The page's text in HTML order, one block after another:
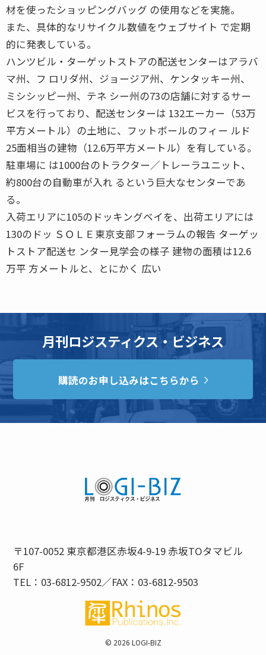
材を使ったショッピングバッグ の使用などを実施。
また、具体的なリサイクル数値をウェブサイト で定期
的に発表している。
ハンツビル・ターゲットストアの配送センターはアラバ
マ州、フ ロリダ州、ジョージア州、ケンタッキー州、
ミシシッピー州、テネ シー州の73の店舗に対するサー
ビスを行っており、配送センターは 132エーカー（53万
平方メートル）の土地に、フットボールのフィー ルド
25面相当の建物（12.6万平方メートル）を有している。
駐車場に は1000台のトラクター／トレーラユニット、
約800台の自動車が入れ るという巨大なセンターであ
る。
入荷エリアに105のドッキングベイを、出荷エリアには
130のドッ ＳＯＬＥ東京支部フォーラムの報告 ターゲッ
トストア配送セ ンター見学会の様子 建物の面積は12.6
万平 方メートルと、とにかく 広い
月刊ロジスティクス・ビジネス
購読のお申し込みはこちらから
〒107-0052 東京都港区赤坂4-9-19 赤坂TOタマビル
6F
TEL：03-6812-9502／FAX：03-6812-9503
© 2026 LOGI-BIZ